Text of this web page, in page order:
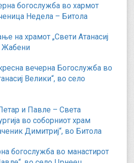
богослужба во хармот
Недела – Битола
на храмот „Свети Атанасиј
Жабени
вечерна Богослужба во
Велики“, во село
и Павле – Света
во соборниот храм
Димитриј“, во Битола
богослужба во манастирот